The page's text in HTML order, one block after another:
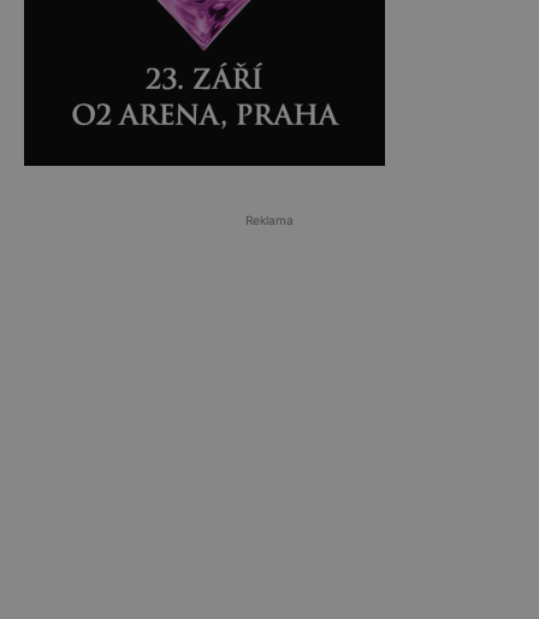
Reklama